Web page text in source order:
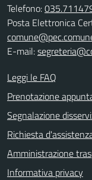
Telefono:
Posta Elettronica
E-mail:
Leggi le FAQ
Prenotazione
Segnalazione
Richiesta
Amministrazione
Informativa privacy